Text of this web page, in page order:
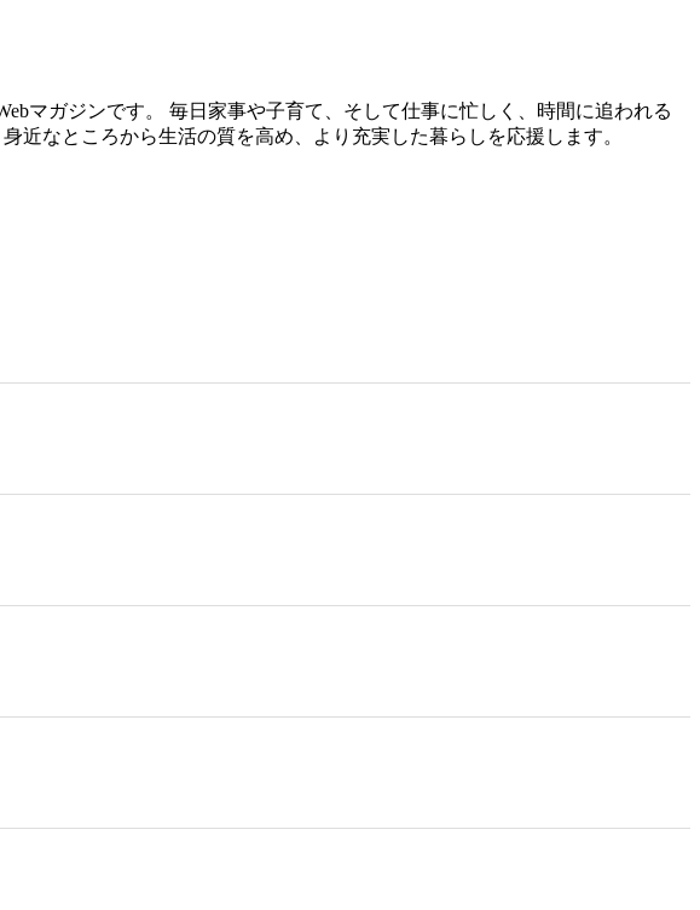
マガジンです。 毎日家事や子育て、そして仕事に忙しく、時間に追われる
なところから生活の質を高め、より充実した暮らしを応援します。